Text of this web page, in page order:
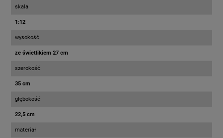
skala
1:12
wysokość
ze świetlikiem 27 cm
szerokość
35 cm
głębokość
22,5 cm
materiał